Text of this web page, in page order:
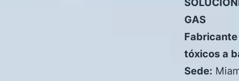
GAS
tóxicos a
Sede: